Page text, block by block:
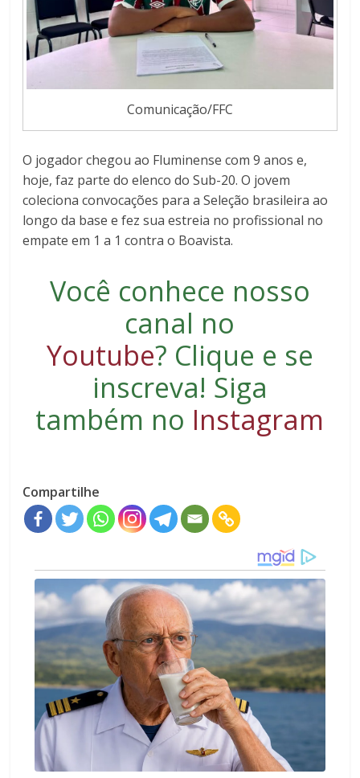
Comunicação/FFC
O jogador chegou ao Fluminense com 9 anos e,
hoje, faz parte do elenco do Sub-20. O jovem
coleciona convocações para a Seleção brasileira ao
longo da base e fez sua estreia no profissional no
empate em 1 a 1 contra o Boavista.
Você conhece nosso
canal no
Youtube? Clique e se
inscreva! Siga
também no Instagram
Compartilhe